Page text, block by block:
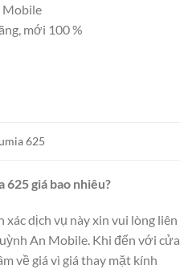
Mobile
mới 100 %
625
giá bao nhiêu?
dịch vụ này xin vui lòng liên
An Mobile. Khi đến với cửa
về giá vì giá thay mặt kính